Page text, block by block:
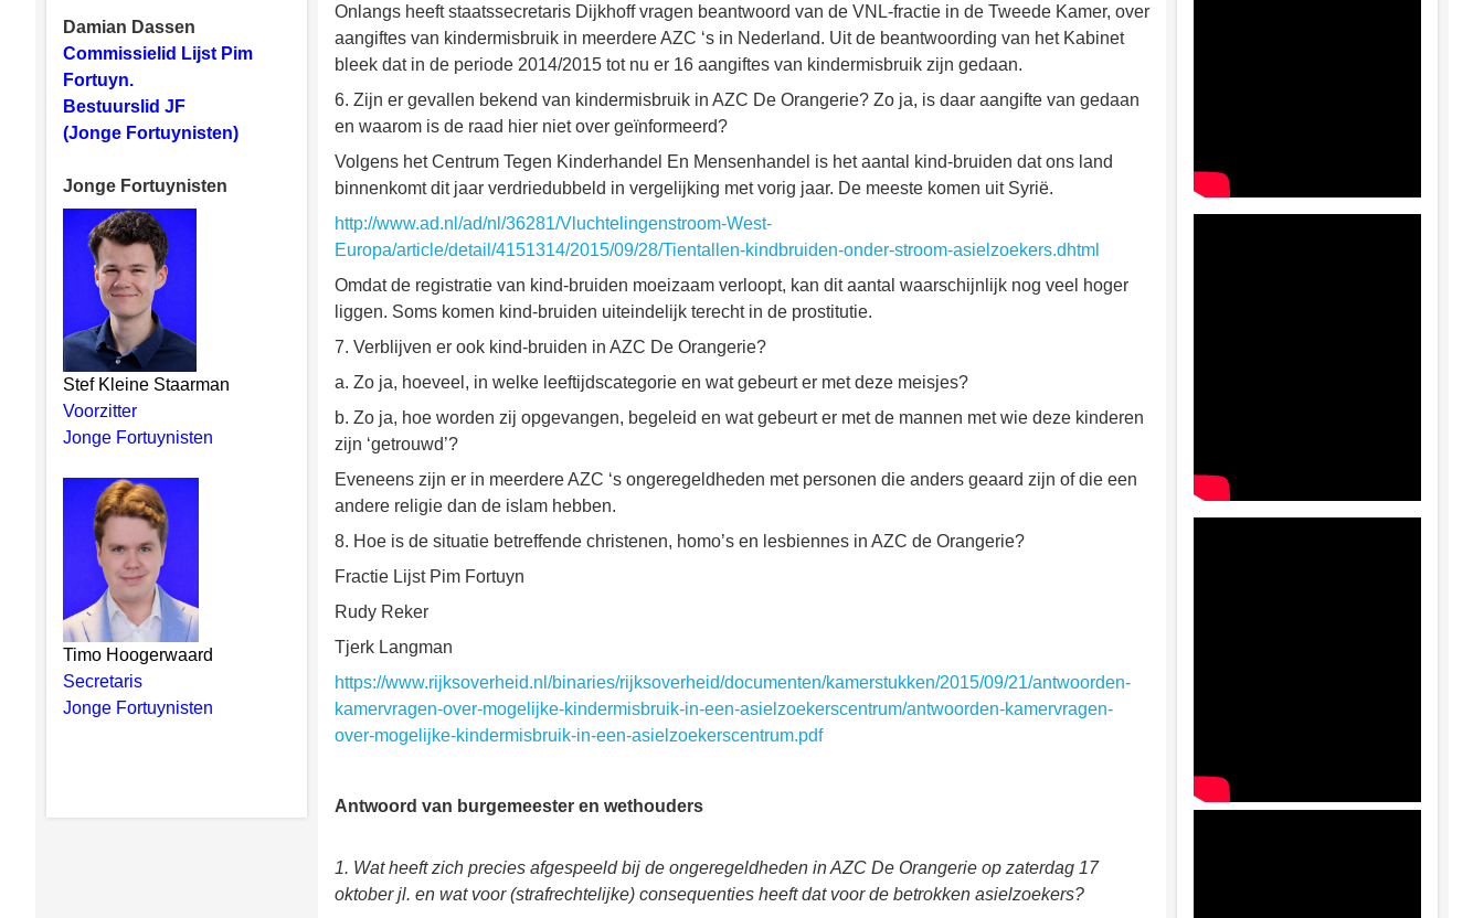
Damian Dassen
Commissielid Lijst Pim
Fortuyn.
Bestuurslid JF
(Jonge Fortuynisten)
Jonge Fortuynisten
Stef Kleine Staarman
Voorzitter
Jonge Fortuynisten
Timo Hoogerwaard
Secretaris
Jonge Fortuynisten
Onlangs heeft staatssecretaris Dijkhoff vragen beantwoord van de VNL-fractie in de Tweede Kamer, over
aangiftes van kindermisbruik in meerdere AZC ‘s in Nederland. Uit de beantwoording van het Kabinet
bleek dat in de periode 2014/2015 tot nu er 16 aangiftes van kindermisbruik zijn gedaan.
6. Zijn er gevallen bekend van kindermisbruik in AZC De Orangerie? Zo ja, is daar aangifte van gedaan
en waarom is de raad hier niet over geïnformeerd?
Volgens het Centrum Tegen Kinderhandel En Mensenhandel is het aantal kind-bruiden dat ons land
binnenkomt dit jaar verdriedubbeld in vergelijking met vorig jaar. De meeste komen uit Syrië.
http://www.ad.nl/ad/nl/36281/Vluchtelingenstroom-West-
Europa/article/detail/4151314/2015/09/28/Tientallen-kindbruiden-onder-stroom-asielzoekers.dhtml
Omdat de registratie van kind-bruiden moeizaam verloopt, kan dit aantal waarschijnlijk nog veel hoger
liggen. Soms komen kind-bruiden uiteindelijk terecht in de prostitutie.
7. Verblijven er ook kind-bruiden in AZC De Orangerie?
a. Zo ja, hoeveel, in welke leeftijdscategorie en wat gebeurt er met deze meisjes?
b. Zo ja, hoe worden zij opgevangen, begeleid en wat gebeurt er met de mannen met wie deze kinderen
zijn ‘getrouwd’?
Eveneens zijn er in meerdere AZC ‘s ongeregeldheden met personen die anders geaard zijn of die een
andere religie dan de islam hebben.
8. Hoe is de situatie betreffende christenen, homo’s en lesbiennes in AZC de Orangerie?
Fractie Lijst Pim Fortuyn
Rudy Reker
Tjerk Langman
https://www.rijksoverheid.nl/binaries/rijksoverheid/documenten/kamerstukken/2015/09/21/antwoorden-
kamervragen-over-mogelijke-kindermisbruik-in-een-asielzoekerscentrum/antwoorden-kamervragen-
over-mogelijke-kindermisbruik-in-een-asielzoekerscentrum.pdf
Antwoord van burgemeester en wethouders
1. Wat heeft zich precies afgespeeld bij de ongeregeldheden in AZC De Orangerie op zaterdag 17
oktober jl. en wat voor (strafrechtelijke) consequenties heeft dat voor de betrokken asielzoekers?